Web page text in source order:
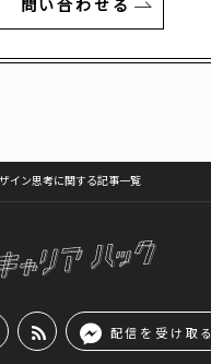
問い合わせる
イン思考に関する記事一覧
配信を受け取る